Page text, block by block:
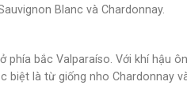
Blanc và Chardonnay.
phía bắc Valparaíso. Với khí
biệt là từ giống nho Chardonnay